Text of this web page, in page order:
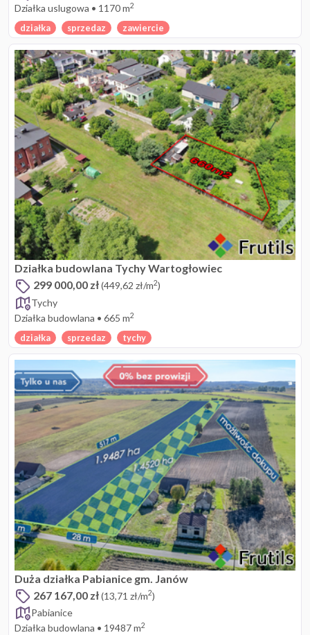
Działka uslugowa • 1170 m2
działka sprzedaz zawiercie
Działka budowlana Tychy Wartogłowiec
299 000,00 zł(449,62 zł/m2)
Tychy
Działka budowlana • 665 m2
działka sprzedaz tychy
Duża działka Pabianice gm. Janów
267 167,00 zł(13,71 zł/m2)
Pabianice
Działka budowlana • 19487 m2